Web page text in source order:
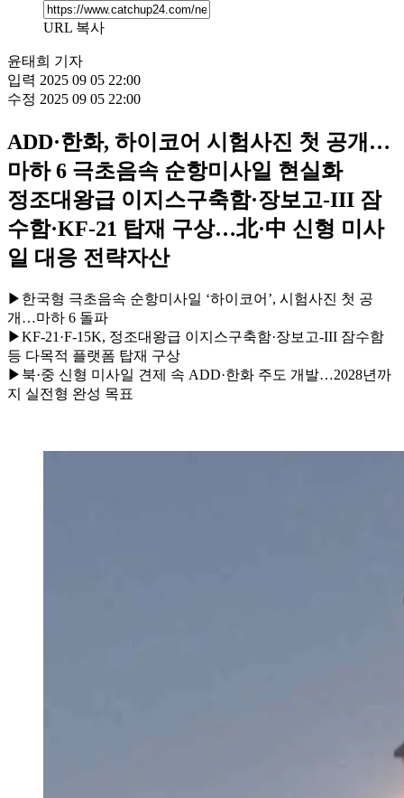
URL 복사
윤태희 기자
입력 2025 09 05 22:00
수정 2025 09 05 22:00
ADD·한화, 하이코어 시험사진 첫 공개…
마하 6 극초음속 순항미사일 현실화
정조대왕급 이지스구축함·장보고-III 잠
수함·KF-21 탑재 구상…北·中 신형 미사
일 대응 전략자산
▶한국형 극초음속 순항미사일 ‘하이코어’, 시험사진 첫 공
개…마하 6 돌파
▶KF-21·F-15K, 정조대왕급 이지스구축함·장보고-III 잠수함
등 다목적 플랫폼 탑재 구상
▶북·중 신형 미사일 견제 속 ADD·한화 주도 개발…2028년까
지 실전형 완성 목표